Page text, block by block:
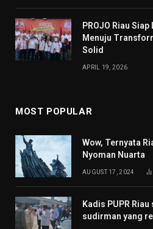
PROJO Riau
Menuju
Solid
APRIL 19, 2026
MOST POPULAR
Wow, Ternyata
Nyoman Nuarta
AUGUST 17, 2024
Kadis PUPR
sudirman yang